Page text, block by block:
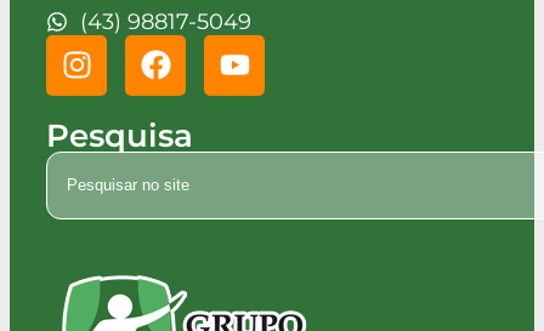
(43) 98817-5049
Pesquisa